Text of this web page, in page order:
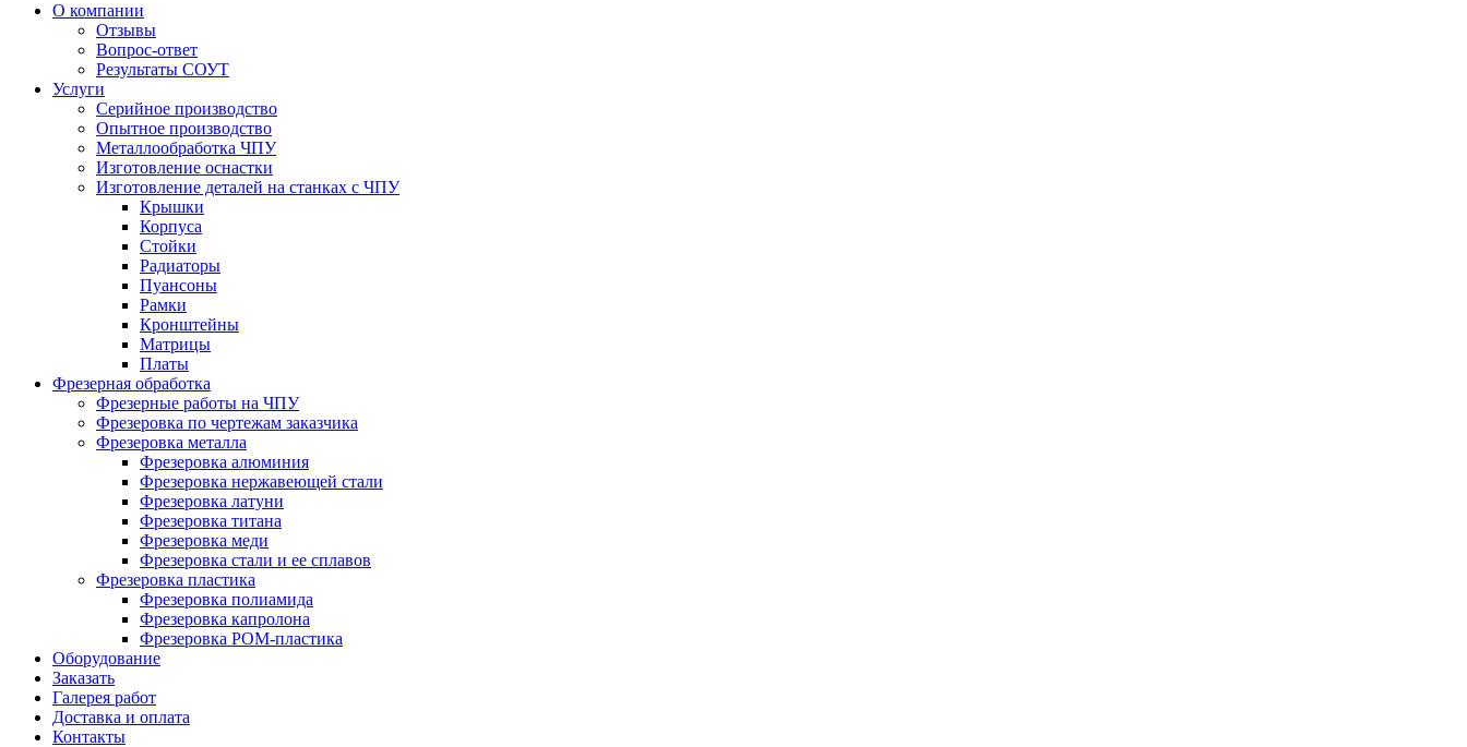
О компании
Отзывы
Вопрос-ответ
Результаты СОУТ
Услуги
Серийное производство
Опытное производство
Металлообработка ЧПУ
Изготовление оснастки
Изготовление деталей на станках с ЧПУ
Крышки
Корпуса
Стойки
Радиаторы
Пуансоны
Рамки
Кронштейны
Матрицы
Платы
Фрезерная обработка
Фрезерные работы на ЧПУ
Фрезеровка по чертежам заказчика
Фрезеровка металла
Фрезеровка алюминия
Фрезеровка нержавеющей стали
Фрезеровка латуни
Фрезеровка титана
Фрезеровка меди
Фрезеровка стали и ее сплавов
Фрезеровка пластика
Фрезеровка полиамида
Фрезеровка капролона
Фрезеровка РОМ-пластика
Оборудование
Заказать
Галерея работ
Доставка и оплата
Контакты